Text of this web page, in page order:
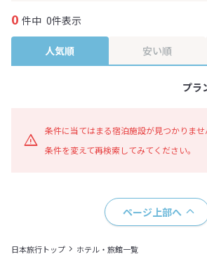
0 件中 0件表示
人気順 安い順
プラ
条件に当てはまる宿泊施設が見つかりませ
条件を変えて再検索してみてください。
ページ上部へ
日本旅行トップ ホテル・旅館一覧